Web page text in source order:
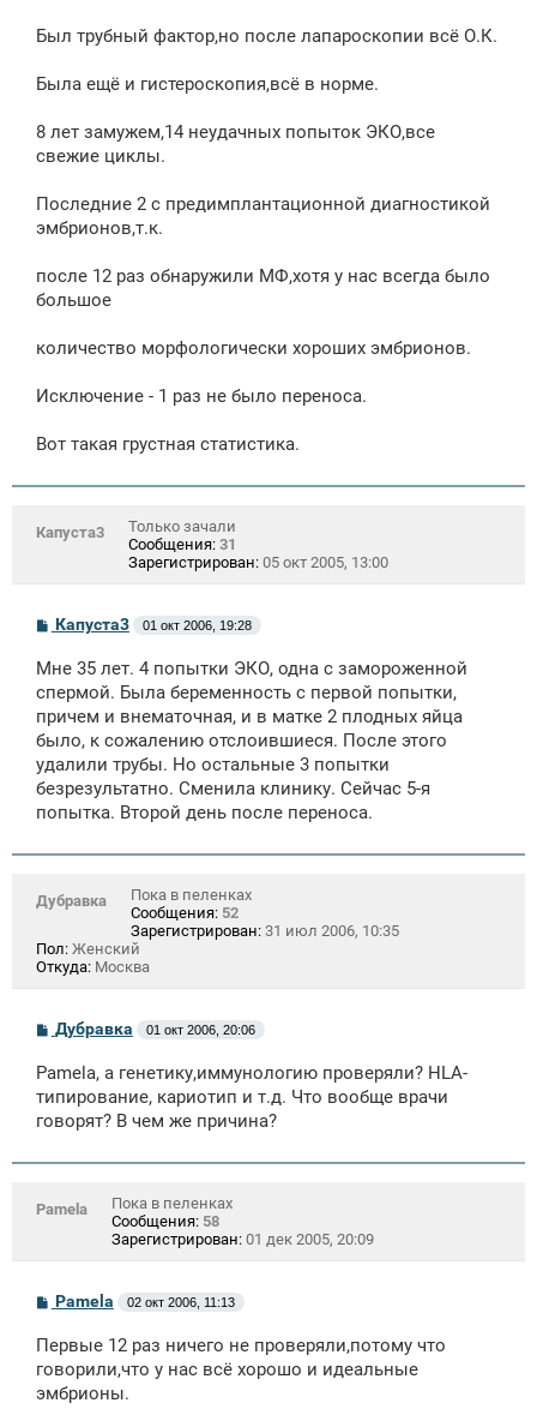
Был трубный фактор,но после лапароскопии всё О.К.
Была ещё и гистероскопия,всё в норме.
8 лет замужем,14 неудачных попыток ЭКО,все
свежие циклы.
Последние 2 с предимплантационной диагностикой
эмбрионов,т.к.
после 12 раз обнаружили МФ,хотя у нас всегда было
большое
количество морфологически хороших эмбрионов.
Исключение - 1 раз не было переноса.
Вот такая грустная статистика.
Капуста3
Только зачали
Сообщения: 31
Зарегистрирован: 05 окт 2005, 13:00
С
б
щ
н
и
Капуста3 01 окт 2006, 19:28
Мне 35 лет. 4 попытки ЭКО, одна с замороженной
спермой. Была беременность с первой попытки,
причем и внематочная, и в матке 2 плодных яйца
было, к сожалению отслоившиеся. После этого
удалили трубы. Но остальные 3 попытки
безрезультатно. Сменила клинику. Сейчас 5-я
попытка. Второй день после переноса.
Дубравка
Пока в пеленках
Сообщения: 52
Зарегистрирован: 31 июл 2006, 10:35
Пол: Женский
Откуда: Москва
С
б
щ
н
е
Дубравка 01 окт 2006, 20:06
Pamela, а генетику,иммунологию проверяли? HLA-
типирование, кариотип и т.д. Что вообще врачи
говорят? В чем же причина?
Pamela
Пока в пеленках
Сообщения: 58
Зарегистрирован: 01 дек 2005, 20:09
С
б
щ
н
Pamela 02 окт 2006, 11:13
Первые 12 раз ничего не проверяли,потому что
говорили,что у нас всё хорошо и идеальные
эмбрионы.